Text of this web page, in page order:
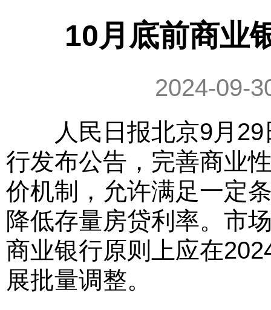
10月底前商业
2024-09-
人民日报北京9月29
行发布公告，完善商业
价机制，允许满足一定
降低存量房贷利率。市
商业银行原则上应在
展批量调整。